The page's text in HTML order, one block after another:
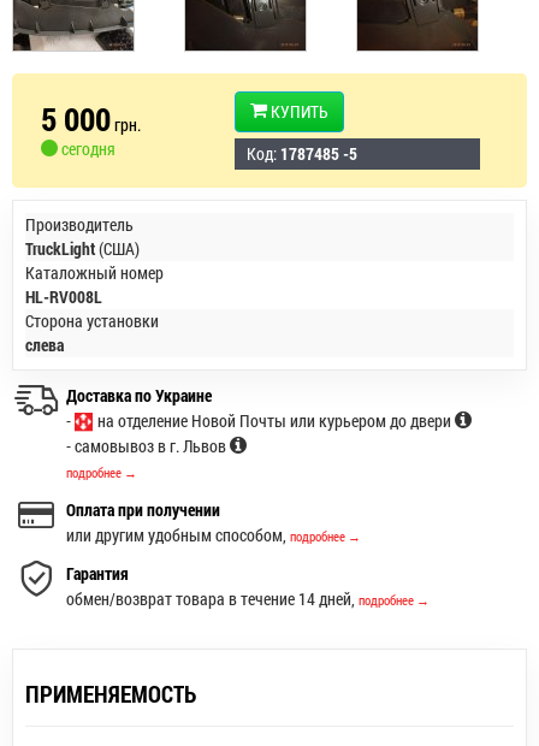
5 000грн.
сегодня
КУПИТЬ
Код: 1787485 -5
Производитель
TruckLight(США)
Каталожный номер
HL-RV008L
Сторона установки
слева
Доставка по Украине
-
на отделение Новой Почты или курьером до двери
- самовывоз в г. Львов
подробнее →
Оплата при получении
или другим удобным способом, подробнее →
Гарантия
обмен/возврат товара в течение 14 дней, подробнее →
ПРИМЕНЯЕМОСТЬ